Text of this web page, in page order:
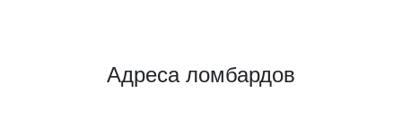
Адреса ломбардов